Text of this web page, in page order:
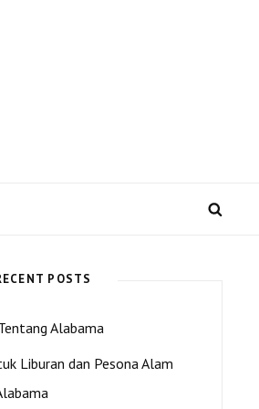
Alexander
POSTS
Alabama
Liburan dan Pesona Alam